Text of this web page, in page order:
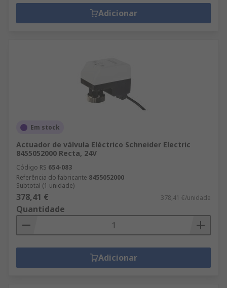
Adicionar
Em stock
Actuador de válvula Eléctrico Schneider Electric
8455052000 Recta, 24V
Código RS 654-083
Referência do fabricante 8455052000
Subtotal (1 unidade)
378,41 € 378,41 €/unidade
Quantidade
Adicionar